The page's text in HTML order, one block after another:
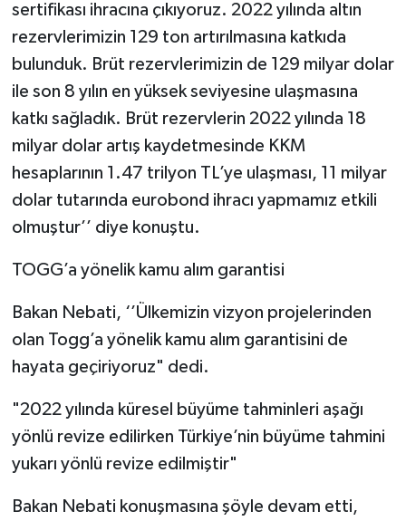
sertifikası ihracına çıkıyoruz. 2022 yılında altın
rezervlerimizin 129 ton artırılmasına katkıda
bulunduk. Brüt rezervlerimizin de 129 milyar dolar
ile son 8 yılın en yüksek seviyesine ulaşmasına
katkı sağladık. Brüt rezervlerin 2022 yılında 18
milyar dolar artış kaydetmesinde KKM
hesaplarının 1.47 trilyon TL’ye ulaşması, 11 milyar
dolar tutarında eurobond ihracı yapmamız etkili
olmuştur’’ diye konuştu.
TOGG’a yönelik kamu alım garantisi
Bakan Nebati, ‘’Ülkemizin vizyon projelerinden
olan Togg’a yönelik kamu alım garantisini de
hayata geçiriyoruz" dedi.
"2022 yılında küresel büyüme tahminleri aşağı
yönlü revize edilirken Türkiye’nin büyüme tahmini
yukarı yönlü revize edilmiştir"
Bakan Nebati konuşmasına şöyle devam etti,